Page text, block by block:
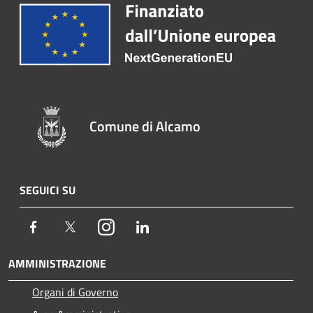
Comune di Alcamo
SEGUICI SU
Facebook TwitterInstagram
AMMINISTRAZIONE
Organi di Governo